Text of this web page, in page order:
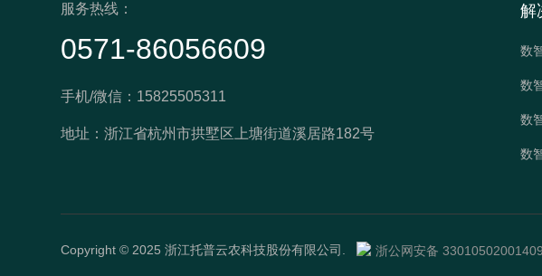
服务热线：
0571-86056609
手机/微信：15825505311
地址：浙江省杭州市拱墅区上塘街道溪居路182号
解
数
数
数
数
Copyright © 2025 浙江托普云农科技股份有限公司. 浙公网安备